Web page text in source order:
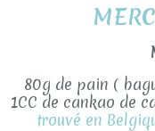
80g de pain (
1CC de cankao de
trouvé en